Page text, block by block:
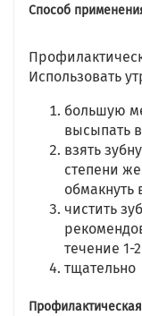
Способ
Использовать
большую
высыпать
взять
степени
обмакнуть
чистить
течение 1-
тщательно